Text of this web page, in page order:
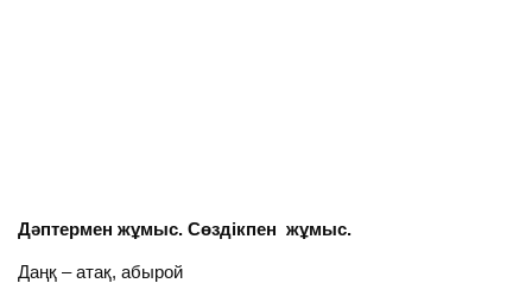
Дәптермен жұмыс. Сөздікпен жұмыс.
Даңқ – атақ, абырой